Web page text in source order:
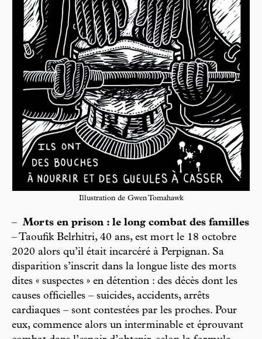
Illustration de Gwen Tomahawk
– Morts en prison : le long combat des familles
– Taoufik Belrhitri, 40 ans, est mort le 18 octobre
2020 alors qu’il était incarcéré à Perpignan. Sa
disparition s’inscrit dans la longue liste des morts
dites « suspectes » en détention : des décès dont les
causes officielles – suicides, accidents, arrêts
cardiaques – sont contestées par les proches. Pour
eux, commence alors un interminable et éprouvant